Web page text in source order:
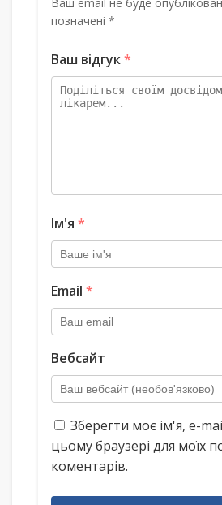
позначені *
Ваш відгук*
Ім'я *
Email *
Вебсайт
Зберегти моє ім'я, e-
цьому браузері для моїх
коментарів.